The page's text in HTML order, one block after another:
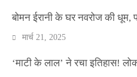
बोमन ईरानी के घर नवरोज की धूम,
मार्च 21, 2025
‘माटी के लाल’ ने रचा इतिहास!